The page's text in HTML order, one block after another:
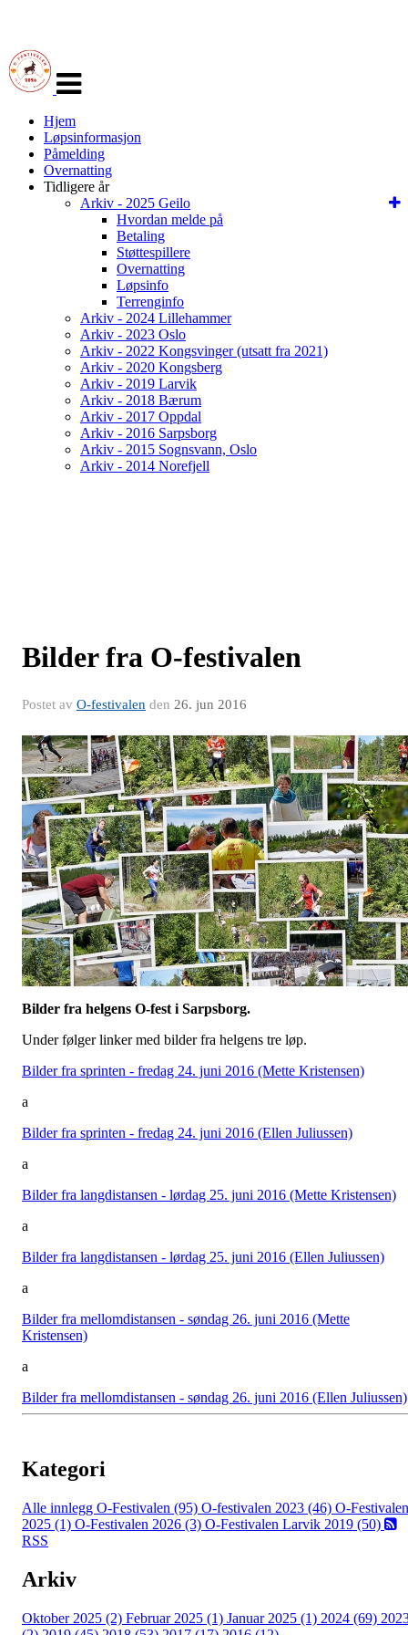
navigasjon
Hjem
Løpsinformasjon
Påmelding
Overnatting
Tidligere år
Arkiv - 2025 Geilo
Hvordan melde på
Betaling
Støttespillere
Overnatting
Løpsinfo
Terrenginfo
Arkiv - 2024 Lillehammer
Arkiv - 2023 Oslo
Arkiv - 2022 Kongsvinger (utsatt fra 2021)
Arkiv - 2020 Kongsberg
Arkiv - 2019 Larvik
Arkiv - 2018 Bærum
Arkiv - 2017 Oppdal
Arkiv - 2016 Sarpsborg
Arkiv - 2015 Sognsvann, Oslo
Arkiv - 2014 Norefjell
Bilder fra O-festivalen
Postet av O-festivalen den 26. jun 2016
Bilder fra helgens O-fest i Sarpsborg.
Under følger linker med bilder fra helgens tre løp.
Bilder fra sprinten - fredag 24. juni 2016 (Mette Kristensen)
a
Bilder fra sprinten - fredag 24. juni 2016 (Ellen Juliussen)
a
Bilder fra langdistansen - lørdag 25. juni 2016 (Mette Kristensen)
a
Bilder fra langdistansen - lørdag 25. juni 2016 (Ellen Juliussen)
a
Bilder fra mellomdistansen - søndag 26. juni 2016 (Mette
Kristensen)
a
Bilder fra mellomdistansen - søndag 26. juni 2016 (Ellen Juliussen)
Kategori
Alle innlegg O-Festivalen (95) O-festivalen 2023 (46) O-Festivalen
2025 (1) O-Festivalen 2026 (3) O-Festivalen Larvik 2019 (50)
RSS
Arkiv
Oktober 2025 (2) Februar 2025 (1) Januar 2025 (1) 2024 (69)